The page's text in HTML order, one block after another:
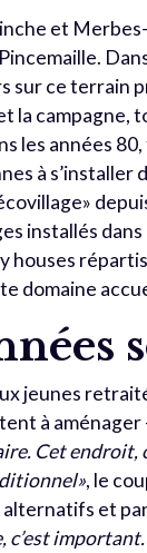
et
ce terrain
la
les années
à
installés
domaine
jeunes
à
Cet endroit,
, le
et
important.